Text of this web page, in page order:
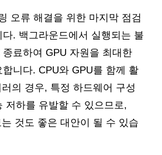
오류 해결을 위한 마지막 점검
. 백그라운드에서 실행되는 불
료하여 GPU 자원을 최대한
니다. CPU와 GPU를 함께 활
러의 경우, 특정 하드웨어 구성
저하를 유발할 수 있으므로,
는 것도 좋은 대안이 될 수 있습